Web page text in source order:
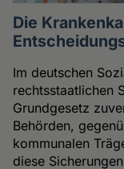
Die
Im deutschen
rechtsstaatlichen
Grundgesetz
Behörden,
kommunalen
diese